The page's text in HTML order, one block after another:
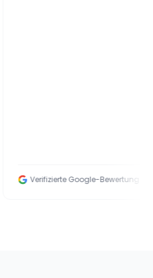
Verifizierte Google-Bewertung